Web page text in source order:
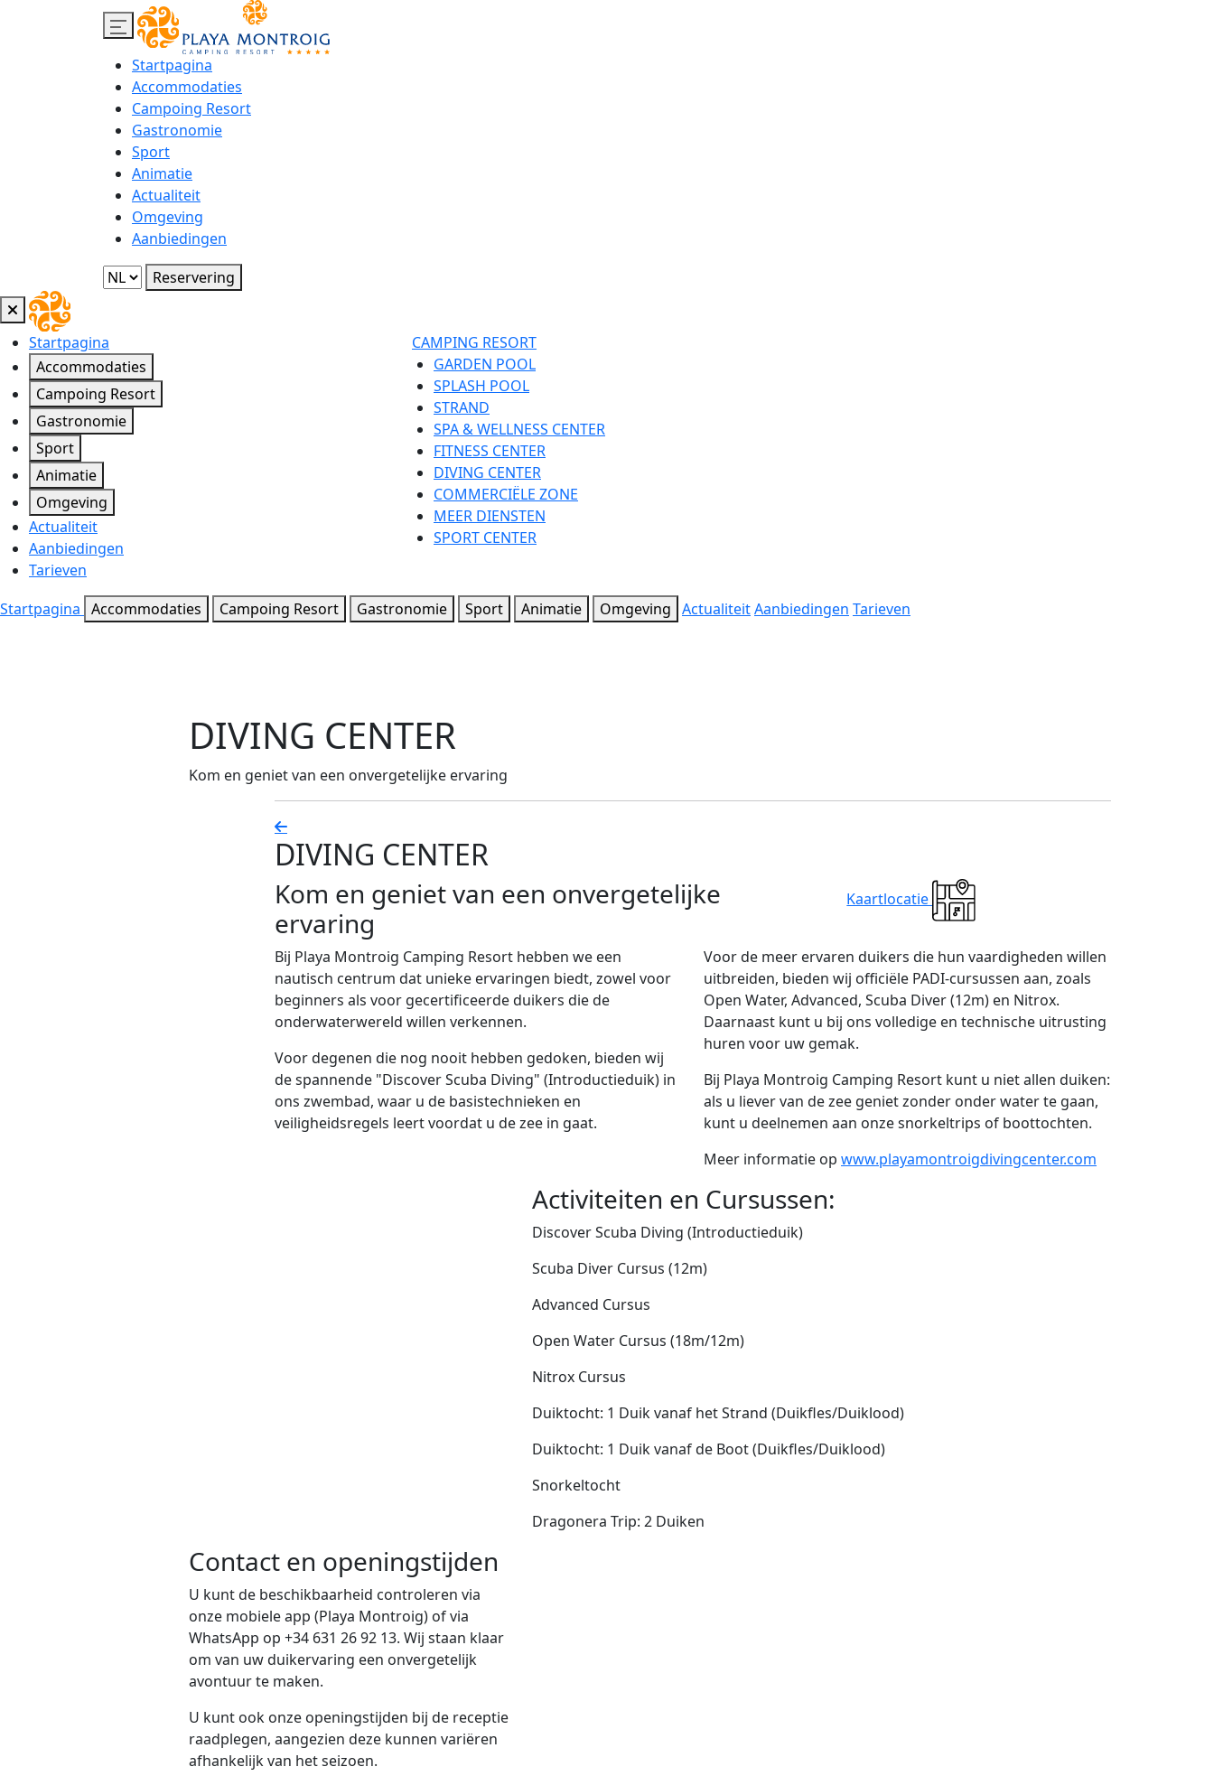
Startpagina
Accommodaties
Campoing Resort
Gastronomie
Sport
Animatie
Actualiteit
Omgeving
Aanbiedingen
Reservering
Startpagina
Accommodaties
Campoing Resort
Gastronomie
Sport
Animatie
Omgeving
Actualiteit
Aanbiedingen
Tarieven
CAMPING RESORT
GARDEN POOL
SPLASH POOL
STRAND
SPA & WELLNESS CENTER
FITNESS CENTER
DIVING CENTER
COMMERCIËLE ZONE
MEER DIENSTEN
SPORT CENTER
Startpagina Accommodaties Campoing Resort Gastronomie Sport Animatie Omgeving ActualiteitAanbiedingen Tarieven
DIVING CENTER
Kom en geniet van een onvergetelijke ervaring
DIVING CENTER
Kom en geniet van een onvergetelijke
ervaring
Kaartlocatie
Bij Playa Montroig Camping Resort hebben we een
nautisch centrum dat unieke ervaringen biedt, zowel voor
beginners als voor gecertificeerde duikers die de
onderwaterwereld willen verkennen.
Voor degenen die nog nooit hebben gedoken, bieden wij
de spannende "Discover Scuba Diving" (Introductieduik) in
ons zwembad, waar u de basistechnieken en
veiligheidsregels leert voordat u de zee in gaat.
Voor de meer ervaren duikers die hun vaardigheden willen
uitbreiden, bieden wij officiële PADI-cursussen aan, zoals
Open Water, Advanced, Scuba Diver (12m) en Nitrox.
Daarnaast kunt u bij ons volledige en technische uitrusting
huren voor uw gemak.
Bij Playa Montroig Camping Resort kunt u niet allen duiken:
als u liever van de zee geniet zonder onder water te gaan,
kunt u deelnemen aan onze snorkeltrips of boottochten.
Meer informatie op www.playamontroigdivingcenter.com
Activiteiten en Cursussen:
Discover Scuba Diving (Introductieduik)
Scuba Diver Cursus (12m)
Advanced Cursus
Open Water Cursus (18m/12m)
Nitrox Cursus
Duiktocht: 1 Duik vanaf het Strand (Duikfles/Duiklood)
Duiktocht: 1 Duik vanaf de Boot (Duikfles/Duiklood)
Snorkeltocht
Dragonera Trip: 2 Duiken
Contact en openingstijden
U kunt de beschikbaarheid controleren via
onze mobiele app (Playa Montroig) of via
WhatsApp op +34 631 26 92 13. Wij staan klaar
om van uw duikervaring een onvergetelijk
avontuur te maken.
U kunt ook onze openingstijden bij de receptie
raadplegen, aangezien deze kunnen variëren
afhankelijk van het seizoen.